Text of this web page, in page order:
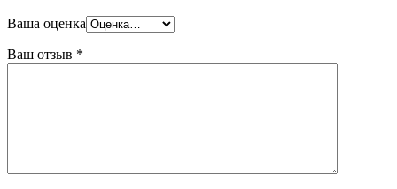
Ваша оценка
Ваш отзыв *